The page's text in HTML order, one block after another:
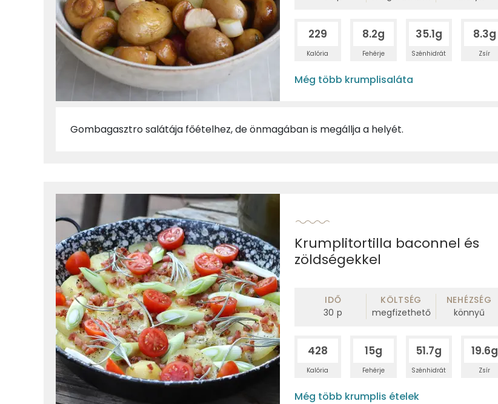
229
Kalória
8.2g
Fehérje
35.1g
Szénhidrát
8.3g
Zsír
Még több krumplisaláta
Gombagasztro salátája főételhez, de önmagában is megállja a helyét.
Krumplitortilla baconnel és
zöldségekkel
IDŐ
30 p
KÖLTSÉG
megfizethető
NEHÉZSÉG
könnyű
428
Kalória
15g
Fehérje
51.7g
Szénhidrát
19.6g
Zsír
Még több krumplis ételek